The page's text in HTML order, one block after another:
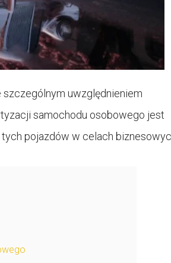
uwzględnieniem
samochodu osobowego jest
pojazdów w celach